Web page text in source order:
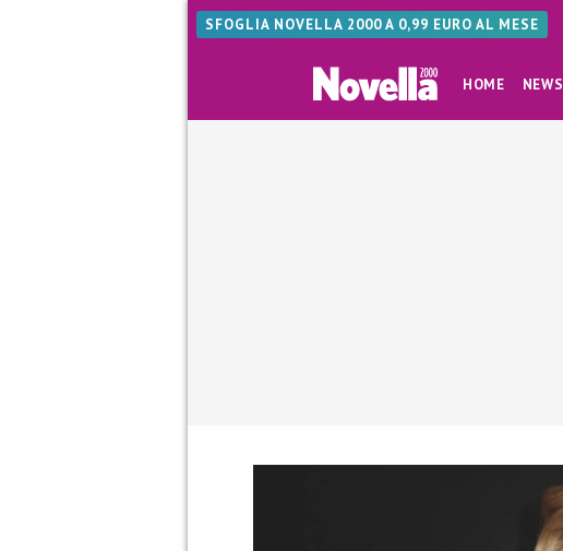
SFOGLIA NOVELLA 2000 A 0,99 EURO AL MESE
HOME NEWS